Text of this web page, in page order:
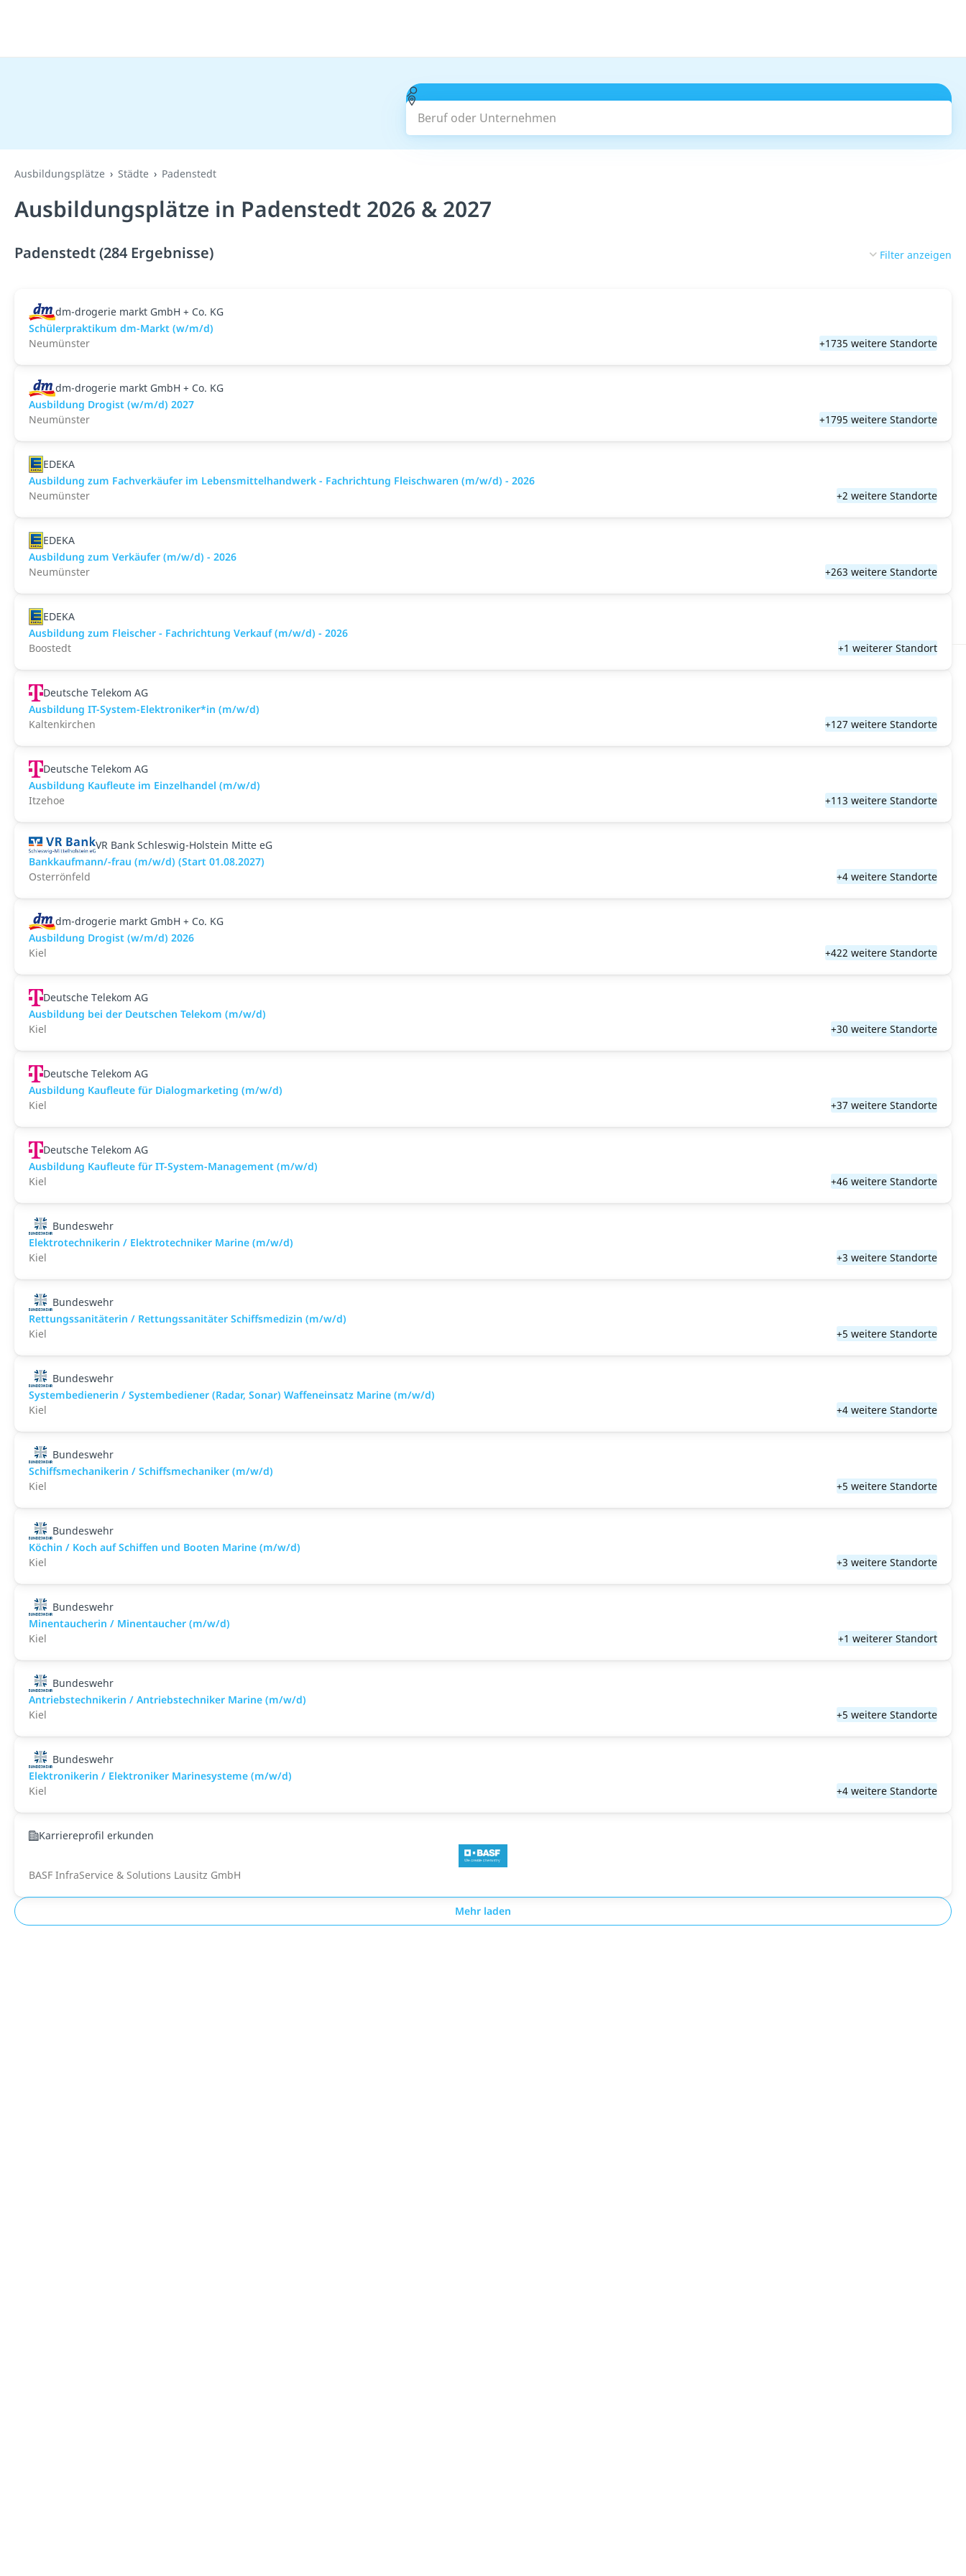
Beruf oder Unternehmen
Ausbildungsplätze Städte Padenstedt
Ausbildungsplätze in Padenstedt 2026 & 2027
Padenstedt (284 Ergebnisse) Filter anzeigen
dm-drogerie markt GmbH + Co. KG
Schülerpraktikum dm-Markt (w/m/d)
Neumünster
+1735 weitere Standorte
dm-drogerie markt GmbH + Co. KG
Ausbildung Drogist (w/m/d) 2027
Neumünster
+1795 weitere Standorte
EDEKA
Ausbildung zum Fachverkäufer im Lebensmittelhandwerk - Fachrichtung Fleischwaren (m/w/d) - 2026
Neumünster
+2 weitere Standorte
EDEKA
Ausbildung zum Verkäufer (m/w/d) - 2026
Neumünster
+263 weitere Standorte
EDEKA
Ausbildung zum Fleischer - Fachrichtung Verkauf (m/w/d) - 2026
Boostedt
+1 weiterer Standort
Deutsche Telekom AG
Ausbildung IT-System-Elektroniker*in (m/w/d)
Kaltenkirchen
+127 weitere Standorte
Deutsche Telekom AG
Ausbildung Kaufleute im Einzelhandel (m/w/d)
Itzehoe
+113 weitere Standorte
VR Bank Schleswig-Holstein Mitte eG
Bankkaufmann/-frau (m/w/d) (Start 01.08.2027)
Osterrönfeld
+4 weitere Standorte
dm-drogerie markt GmbH + Co. KG
Ausbildung Drogist (w/m/d) 2026
Kiel
+422 weitere Standorte
Deutsche Telekom AG
Ausbildung bei der Deutschen Telekom (m/w/d)
Kiel
+30 weitere Standorte
Deutsche Telekom AG
Ausbildung Kaufleute für Dialogmarketing (m/w/d)
Kiel
+37 weitere Standorte
Deutsche Telekom AG
Ausbildung Kaufleute für IT-System-Management (m/w/d)
Kiel
+46 weitere Standorte
Bundeswehr
Elektrotechnikerin / Elektrotechniker Marine (m/w/d)
Kiel
+3 weitere Standorte
Bundeswehr
Rettungssanitäterin / Rettungssanitäter Schiffsmedizin (m/w/d)
Kiel
+5 weitere Standorte
Bundeswehr
Systembedienerin / Systembediener (Radar, Sonar) Waffeneinsatz Marine (m/w/d)
Kiel
+4 weitere Standorte
Bundeswehr
Schiffsmechanikerin / Schiffsmechaniker (m/w/d)
Kiel
+5 weitere Standorte
Bundeswehr
Köchin / Koch auf Schiffen und Booten Marine (m/w/d)
Kiel
+3 weitere Standorte
Bundeswehr
Minentaucherin / Minentaucher (m/w/d)
Kiel
+1 weiterer Standort
Bundeswehr
Antriebstechnikerin / Antriebstechniker Marine (m/w/d)
Kiel
+5 weitere Standorte
Bundeswehr
Elektronikerin / Elektroniker Marinesysteme (m/w/d)
Kiel
+4 weitere Standorte
Karriereprofil erkunden
BASF InfraService & Solutions Lausitz GmbH
Mehr laden